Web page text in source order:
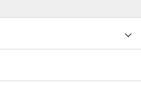
レディース